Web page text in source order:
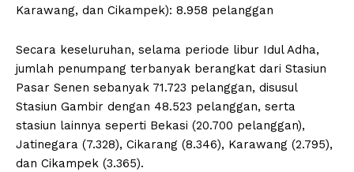
Karawang, dan Cikampek): 8.958 pelanggan
Secara keseluruhan, selama periode libur Idul Adha,
jumlah penumpang terbanyak berangkat dari Stasiun
Pasar Senen sebanyak 71.723 pelanggan, disusul
Stasiun Gambir dengan 48.523 pelanggan, serta
stasiun lainnya seperti Bekasi (20.700 pelanggan),
Jatinegara (7.328), Cikarang (8.346), Karawang (2.795),
dan Cikampek (3.365).